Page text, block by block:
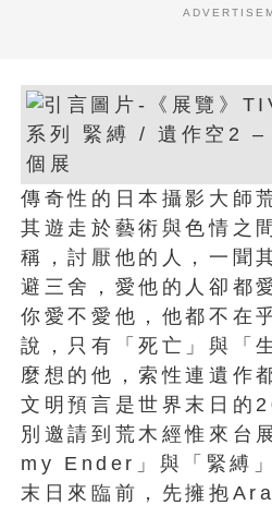
傳奇性的日本攝影大師
其遊走於藝術與色情之
稱，討厭他的人，一聞
避三舍，愛他的人卻都
你愛不愛他，他都不在
說，只有「死亡」與「
麼想的他，索性連遺作
文明預言是世界末日的
別邀請到荒木經惟來台
my Ender」與「緊縛
末日來臨前，先擁抱